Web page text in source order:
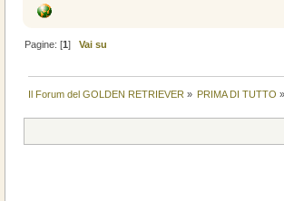
Pagine: [1]Vai su
Il Forum del GOLDEN RETRIEVER » PRIMA DI TUTTO »